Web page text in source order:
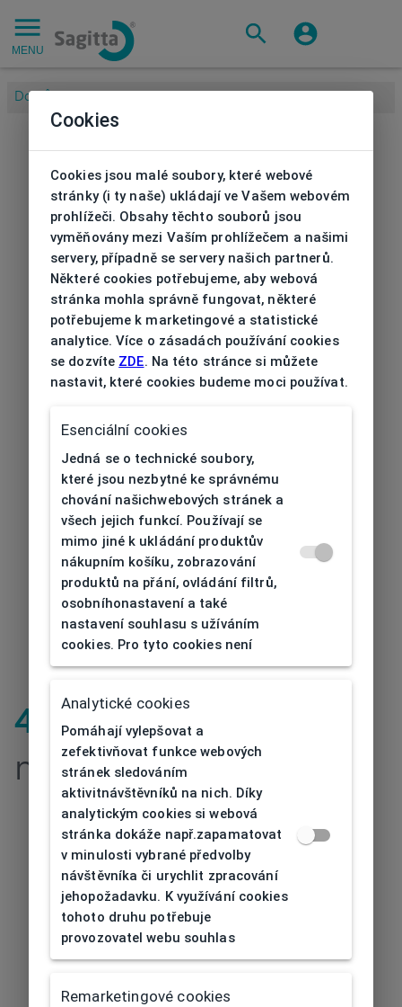
MENU
Domů
404| Stránka
nenalezena
Cookies
Cookies jsou malé soubory, které webové
stránky (i ty naše) ukládají ve Vašem webovém
prohlížeči. Obsahy těchto souborů jsou
vyměňovány mezi Vaším prohlížečem a našimi
servery, případně se servery našich partnerů.
Některé cookies potřebujeme, aby webová
stránka mohla správně fungovat, některé
potřebujeme k marketingové a statistické
analytice. Více o zásadách používání cookies
se dozvíte ZDE. Na této stránce si můžete
nastavit, které cookies budeme moci používat.
Esenciální cookies
Jedná se o technické soubory,
které jsou nezbytné ke správnému
chování našichwebových stránek a
všech jejich funkcí. Používají se
mimo jiné k ukládání produktův
nákupním košíku, zobrazování
produktů na přání, ovládání filtrů,
osobníhonastavení a také
nastavení souhlasu s užíváním
cookies. Pro tyto cookies není
Analytické cookies
Pomáhají vylepšovat a
zefektivňovat funkce webových
stránek sledováním
aktivitnávštěvníků na nich. Díky
analytickým cookies si webová
stránka dokáže např.zapamatovat
v minulosti vybrané předvolby
návštěvníka či urychlit zpracování
jehopožadavku. K využívání cookies
tohoto druhu potřebuje
provozovatel webu souhlas
Remarketingové cookies